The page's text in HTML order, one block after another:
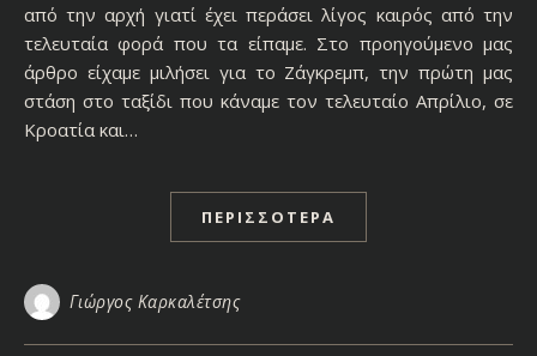
από την αρχή γιατί έχει περάσει λίγος καιρός από την
τελευταία φορά που τα είπαμε. Στο προηγούμενο μας
άρθρο είχαμε μιλήσει για το Ζάγκρεμπ, την πρώτη μας
στάση στο ταξίδι που κάναμε τον τελευταίο Απρίλιο, σε
Κροατία και…
ΠΕΡΙΣΣΌΤΕΡΑ
Γιώργος Καρκαλέτσης